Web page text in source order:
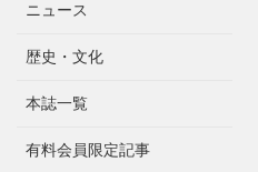
ニュース
歴史・文化
本誌一覧
有料会員限定記事